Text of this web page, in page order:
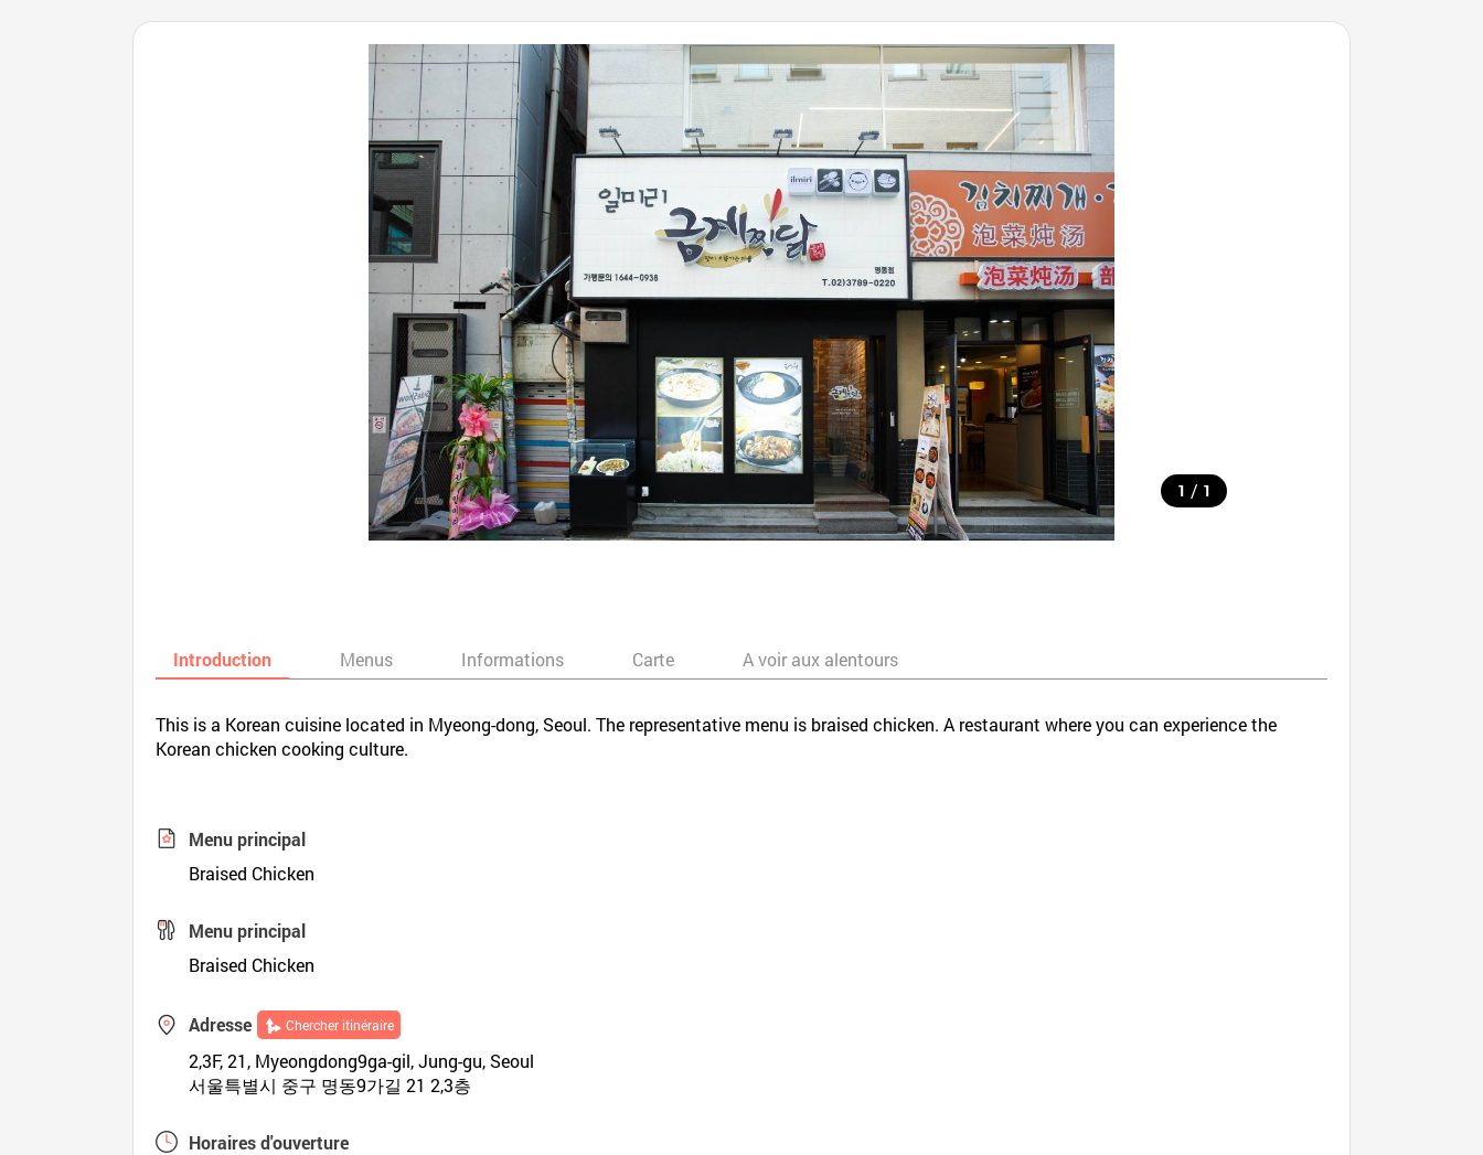
1 / 1
Introduction Menus Informations Carte A voir aux alentours
This is a Korean cuisine located in Myeong-dong, Seoul. The representative menu is braised chicken. A restaurant where you can experience the
Korean chicken cooking culture.
Menu principal
Braised Chicken
Menu principal
Braised Chicken
Adresse Chercher itinéraire
2,3F, 21, Myeongdong9ga-gil, Jung-gu, Seoul
서울특별시 중구 명동9가길 21 2,3층
Horaires d'ouverture